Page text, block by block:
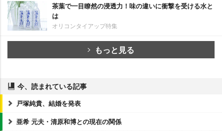
茶葉で一目瞭然の浸透力！味の違いに衝撃を受ける水と
は
オリコンタイアップ特集
もっと見る
今、読まれている記事
戸塚純貴、結婚を発表
亜希 元夫・清原和博との現在の関係